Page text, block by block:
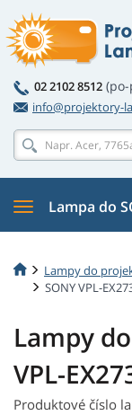
02 2102 8512
info@projektory-
Lampa do
Lampy do
SONY VPL-
Lampy
VPL-
Produktové číslo